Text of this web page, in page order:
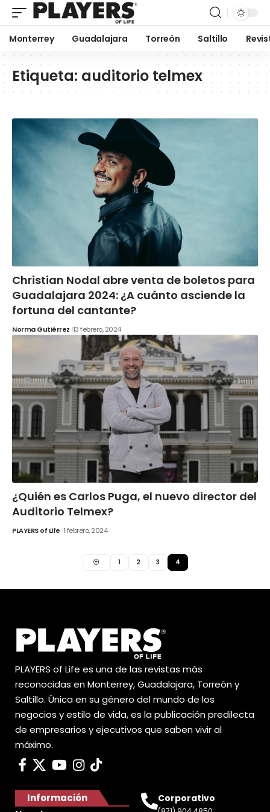
Monterrey Guadalajara Torreón Saltillo
Etiqueta: auditorio telmex
Christian Nodal abre venta de boletos para
Guadalajara 2024: ¿A cuánto asciende la
fortuna del cantante?
Norma Gutiérrez 13 febrero, 2024
¿Quién es Carlos Puga, el nuevo director del
Auditorio Telmex?
PLAYERS of Life 1 febrero, 2024
1 2 3 4
PLAYERS of Life es una de las revistas más
reconocidas en Monterrey, Guadalajara, Torreón y
Saltillo. Única en su género del mundo de los
negocios y estilo de vida, es la publicación predilecta
de empresarios y ejecutivos que saben vivir al
máximo.
Información Corporativo